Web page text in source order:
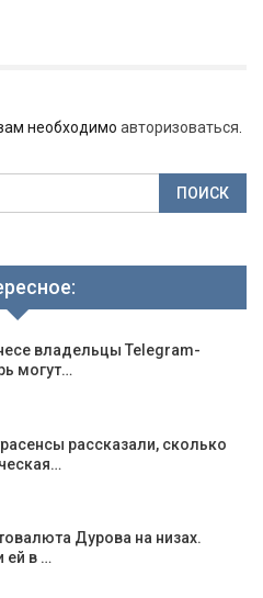
необходимо авторизоваться
владельцы Telegram-
могут…
рассказали, сколько
Дурова на низах.
ей в …